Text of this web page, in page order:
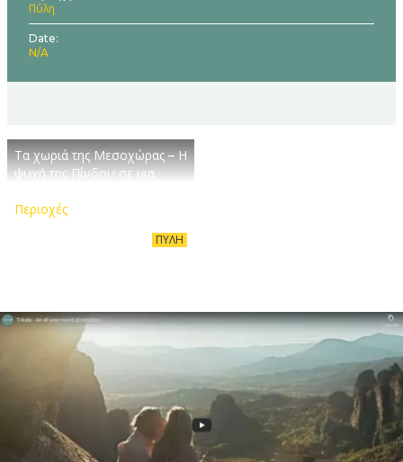
Πύλη
Date
N/A
Τα χωριά της Μεσοχώρας – Η
ψυχή της Πίνδου σε μια
Περιοχές
ΠΎΛΗ